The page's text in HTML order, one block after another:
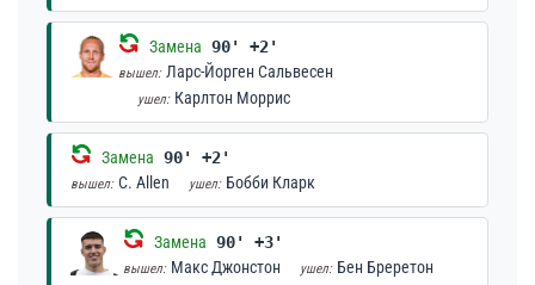
Замена 90' +2'
вышел: Ларс-Йорген Сальвесен
ушел: Карлтон Моррис
Замена 90' +2'
вышел: C. Allen ушел: Бобби Кларк
Замена 90' +3'
вышел: Макс Джонстон ушел: Бен Бреретон